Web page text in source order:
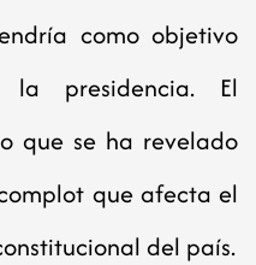
como objetivo
presidencia. El
que se ha revelado
que afecta el
del país.